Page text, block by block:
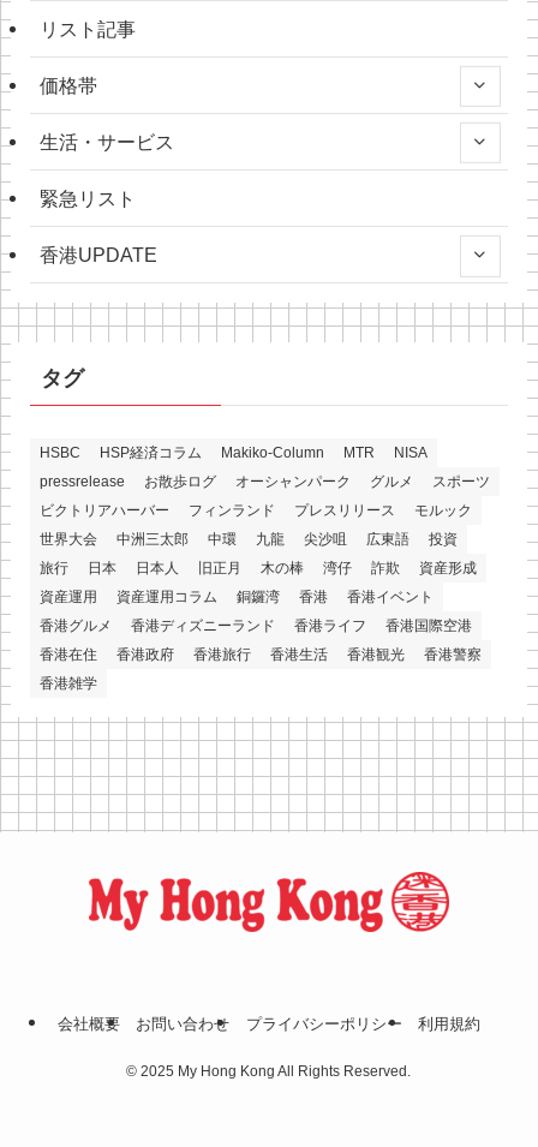
リスト記事
価格帯
生活・サービス
緊急リスト
香港UPDATE
タグ
HSBC HSP経済コラム Makiko-Column MTR
NISA
pressrelease
お散歩ログ オーシャンパーク グルメ
スポーツ
ビクトリアハーバー
フィンランド プレスリリース
モルック
世界大会
中洲三太郎 中環 九龍 尖沙咀 広東語
投資
旅行
日本 日本人 旧正月 木の棒 湾仔 詐欺
資産形成
資産運用
資産運用コラム 銅鑼湾 香港
香港イベント
香港グルメ
香港ディズニーランド 香港ライフ
香港国際空港
香港在住
香港政府 香港旅行 香港生活 香港観光
香港警察
香港雑学
会社概要 お問い合わせ プライバシーポリシー 利⽤規約
© 2025 My Hong Kong All Rights Reserved.